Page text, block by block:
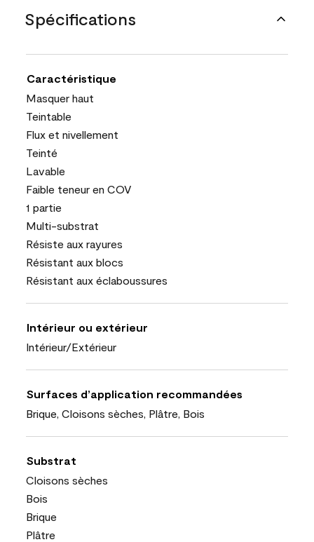
Spécifications
Caractéristique
Masquer haut
Teintable
Flux et nivellement
Teinté
Lavable
Faible teneur en COV
1 partie
Multi-substrat
Résiste aux rayures
Résistant aux blocs
Résistant aux éclaboussures
Intérieur ou extérieur
Intérieur/Extérieur
Surfaces d’application recommandées
Brique, Cloisons sèches, Plâtre, Bois
Substrat
Cloisons sèches
Bois
Brique
Plâtre